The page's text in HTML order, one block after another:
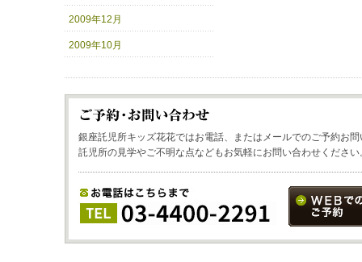
2009年12月
2009年10月
銀座託児所キッズ花花ではお電話、またはメールでのご予約お
託児所の見学やご不明な点などもお気軽にお問い合わせください